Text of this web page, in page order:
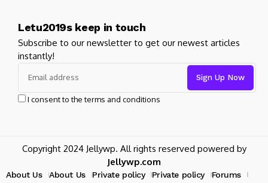
Letu2019s keep in touch
Subscribe to our newsletter to get our newest articles
instantly!
I consent to the terms and conditions
Copyright 2024 Jellywp. All rights reserved powered by
Jellywp.com
About Us About Us Private policy Private policy
Forums